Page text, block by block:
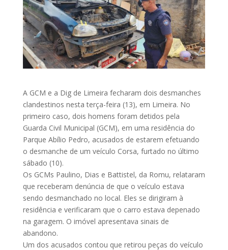
A GCM e a Dig de Limeira fecharam dois desmanches
clandestinos nesta terça-feira (13), em Limeira. No
primeiro caso, dois homens foram detidos pela
Guarda Civil Municipal (GCM), em uma residência do
Parque Abílio Pedro, acusados de estarem efetuando
o desmanche de um veículo Corsa, furtado no último
sábado (10).
Os GCMs Paulino, Dias e Battistel, da Romu, relataram
que receberam denúncia de que o veículo estava
sendo desmanchado no local. Eles se dirigiram à
residência e verificaram que o carro estava depenado
na garagem. O imóvel apresentava sinais de
abandono.
Um dos acusados contou que retirou peças do veículo